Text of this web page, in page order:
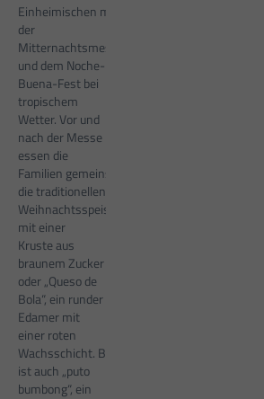
Einheimischen mit
der
Mitternachtsmesse
und dem Noche-
Buena-Fest bei
tropischem
Wetter. Vor und
nach der Messe
essen die
Familien gemeinsam
die traditionellen
Weihnachtsspeisen: Schinken
mit einer
Kruste aus
braunem Zucker
oder „Queso de
Bola“, ein runder
Edamer mit
einer roten
Wachsschicht. Beliebt
ist auch „puto
bumbong“, ein